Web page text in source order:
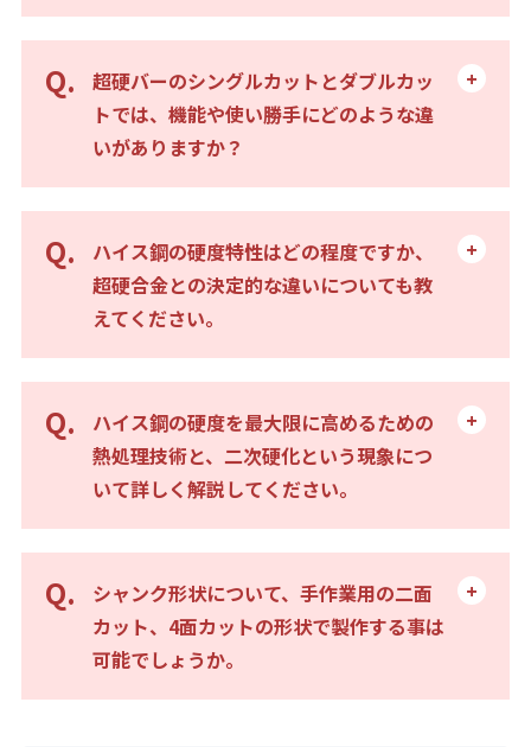
超硬バーのシングルカットとダブルカッ
トでは、機能や使い勝手にどのような違
いがありますか？
ハイス鋼の硬度特性はどの程度ですか、
超硬合金との決定的な違いについても教
えてください。
ハイス鋼の硬度を最大限に高めるための
熱処理技術と、二次硬化という現象につ
いて詳しく解説してください。
シャンク形状について、手作業用の二面
カット、4面カットの形状で製作する事は
可能でしょうか。